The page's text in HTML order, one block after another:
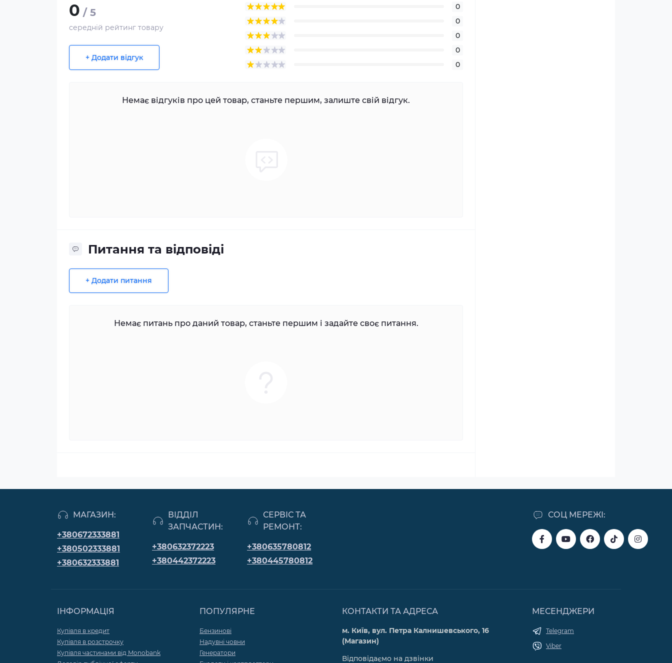
0 / 5
середній рейтинг товару
+ Додати відгук
0
0
0
0
0
Немає відгуків про цей товар, станьте першим, залиште свій відгук.
Питання та відповіді
+ Додати питання
Немає питань про даний товар, станьте першим і задайте своє питання.
МАГАЗИН:
+380672333881
+380502333881
+380632333881
ВІДДІЛ
ЗАПЧАСТИН:
+380632372223
+380442372223
СЕРВІС ТА
РЕМОНТ:
+380635780812
+380445780812
СОЦ МЕРЕЖІ:
ІНФОРМАЦІЯ
Купівля в кредит
Купівля в розстрочку
Купівля частинами від Monobank
ПОПУЛЯРНЕ
Бензинові
Надувні човни
Генератори
КОНТАКТИ ТА АДРЕСА
м. Київ, вул. Петра Калнишевського, 16
(Магазин)
Відповідаємо на дзвінки
МЕСЕНДЖЕРИ
Telegram
Viber